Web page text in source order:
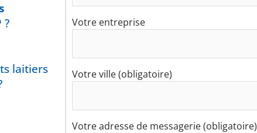
?
laitiers
Votre entreprise
Votre ville (obligatoire)
Votre adresse de messagerie (obligatoire)